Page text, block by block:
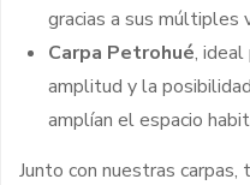
gracias a sus múltiples
Carpa Petrohué, ideal
amplitud y la
amplían el espacio
Junto con nuestras carpas,